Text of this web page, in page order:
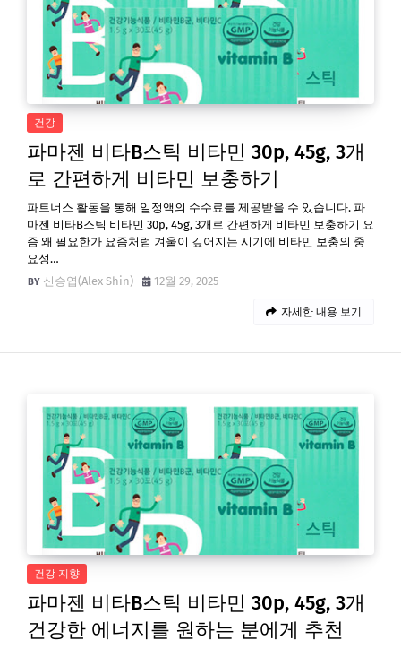
건강
파마젠 비타B스틱 비타민 30p, 45g, 3개
로 간편하게 비타민 보충하기
파트너스 활동을 통해 일정액의 수수료를 제공받을 수 있습니다. 파
마젠 비타B스틱 비타민 30p, 45g, 3개로 간편하게 비타민 보충하기 요
즘 왜 필요한가 요즘처럼 겨울이 깊어지는 시기에 비타민 보충의 중
요성…
신승엽(Alex Shin)
12월 29, 2025
자세한 내용 보기
건강 지향
파마젠 비타B스틱 비타민 30p, 45g, 3개
건강한 에너지를 원하는 분에게 추천